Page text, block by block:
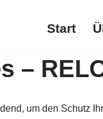
Start
–
um den Schutz